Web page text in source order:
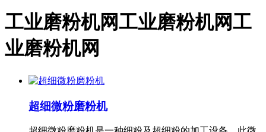
工业磨粉机网工业磨粉机网工
业磨粉机网
超细微粉磨粉机